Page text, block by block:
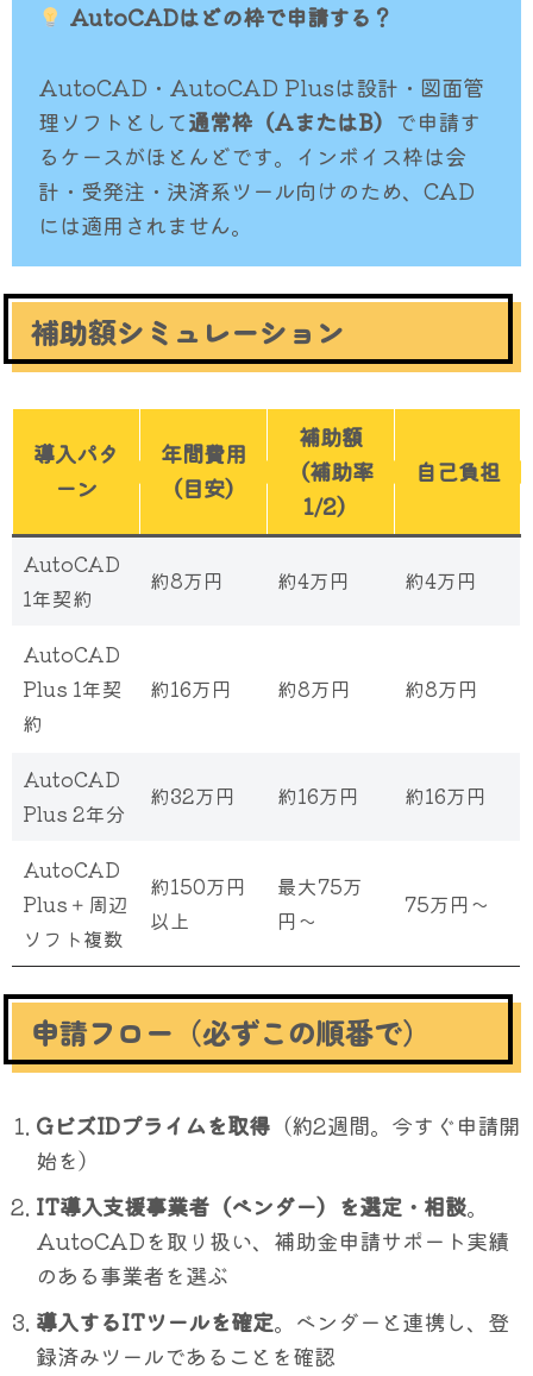
AutoCADはどの枠で申請する？
AutoCAD・AutoCAD Plusは設計・図面管
理ソフトとして通常枠（AまたはB） で申請す
るケースがほとんどです。インボイス枠は会
計・受発注・決済系ツール向けのため、CAD
には適用されません。
補助額シミュレーション
導入パタ
ーン
年間費用
（目安）
補助額
（補助率
1/2）
自己負担
AutoCAD
1年契約
約8万円 約4万円 約4万円
AutoCAD
Plus 1年契
約
約16万円 約8万円 約8万円
AutoCAD
Plus 2年分
約32万円 約16万円 約16万円
AutoCAD
Plus＋周辺
ソフト複数
約150万円
以上
最大75万
円〜
75万円〜
申請フロー（必ずこの順番で）
GビズIDプライムを取得 （約2週間。今すぐ申請開
始を）
IT導入支援事業者（ベンダー）を選定・相談。
AutoCADを取り扱い、補助金申請サポート実績
のある事業者を選ぶ
導入するITツールを確定。ベンダーと連携し、登
録済みツールであることを確認